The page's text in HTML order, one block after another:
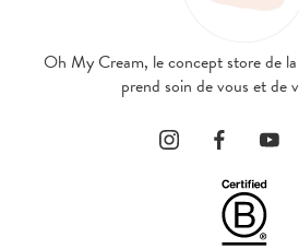
Oh My Cream, le concept store de
prend soin de vous et de